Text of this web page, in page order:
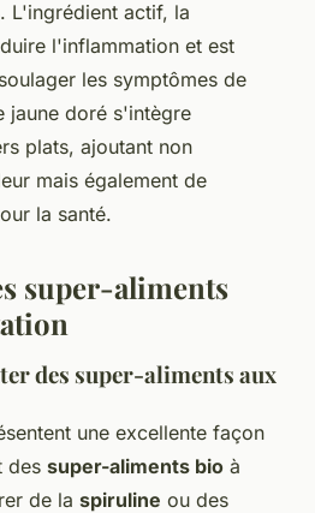
. L'ingrédient actif, la
l'inflammation et est
les symptômes de
jaune doré s'intègre
plats, ajoutant non
mais également de
la santé.
super-aliments
des super-aliments aux
une excellente façon
des super-aliments bio à
de la spiruline ou des